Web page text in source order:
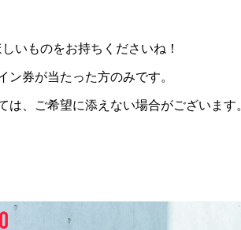
いものをお持ちくださいね！
券が当たった方のみです。
は、ご希望に添えない場合がございます。